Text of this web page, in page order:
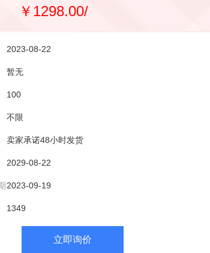
￥1298.00/
2023-08-22
暂无
100
不限
卖家承诺48小时发货
2029-08-22
2023-09-19
1349
立即询价